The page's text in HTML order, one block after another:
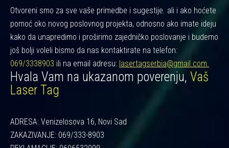
Otvoreni smo za sve vaše primedbe i sugestije. ali i ako hoćete
pomoć oko novog poslovnog projekta, odnosno ako imate ideju
kako da unapredimo i proširimo zajedničko poslovanje i budemo
još bolji voleli bismo da nas kontaktirate na telefon:
069/3338903 ili na email adresu: lasertagserbia@gmail.com.
Hvala Vam na ukazanom poverenju, Vaš
Laser Tag
ADRESA: Venizelosova 16, Novi Sad
ZAKAZIVANJE: 069/333-8903